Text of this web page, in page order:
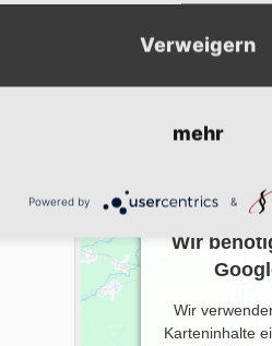
Wir
Wir
Karteninhalte
Verweigern
mehr
Powered by &